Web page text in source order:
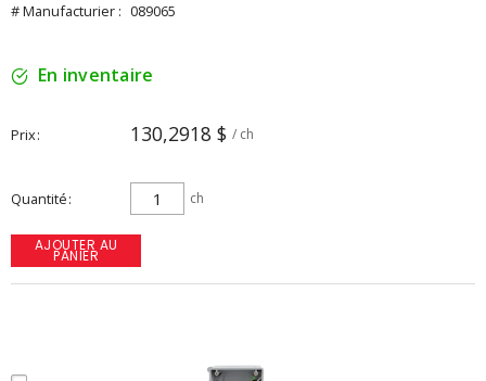
# Manufacturier : 089065
En inventaire
Prix 130,2918 $ / ch
Quantité ch
AJOUTER AU
PANIER